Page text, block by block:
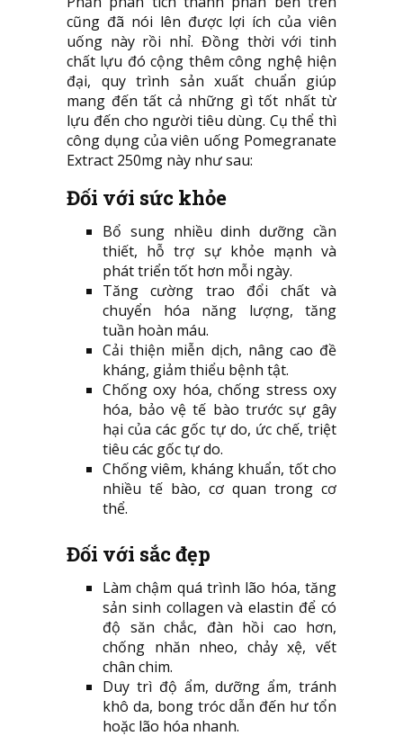
cũng đã nói lên được lợi ích của viên
uống này rồi nhỉ. Đồng thời với tinh
chất lựu đó cộng thêm công nghệ hiện
đại, quy trình sản xuất chuẩn giúp
mang đến tất cả những gì tốt nhất từ
lựu đến cho người tiêu dùng. Cụ thể thì
công dụng của viên uống Pomegranate
Extract 250mg này như sau:
Đối với sức khỏe
Bổ sung nhiều dinh dưỡng cần
thiết, hỗ trợ sự khỏe mạnh và
phát triển tốt hơn mỗi ngày.
Tăng cường trao đổi chất và
chuyển hóa năng lượng, tăng
tuần hoàn máu.
Cải thiện miễn dịch, nâng cao đề
kháng, giảm thiểu bệnh tật.
Chống oxy hóa, chống stress oxy
hóa, bảo vệ tế bào trước sự gây
hại của các gốc tự do, ức chế, triệt
tiêu các gốc tự do.
Chống viêm, kháng khuẩn, tốt cho
nhiều tế bào, cơ quan trong cơ
thể.
Đối với sắc đẹp
Làm chậm quá trình lão hóa, tăng
sản sinh collagen và elastin để có
độ săn chắc, đàn hồi cao hơn,
chống nhăn nheo, chảy xệ, vết
chân chim.
Duy trì độ ẩm, dưỡng ẩm, tránh
khô da, bong tróc dẫn đến hư tổn
hoặc lão hóa nhanh.